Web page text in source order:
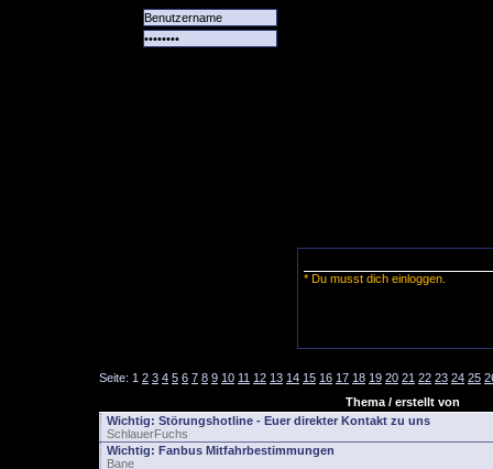
* Du musst dich einloggen.
Seite: 1 2 3 4 5 6 7 8 9 10 11 12 13 14 15 16 17 18 19 20 21 22 23 24 25
Thema / erstellt von
Wichtig: Störungshotline - Euer direkter Kontakt zu uns
SchlauerFuchs
Wichtig: Fanbus Mitfahrbestimmungen
Bane